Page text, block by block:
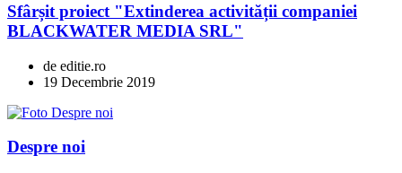
Sfârșit proiect "Extinderea activității companiei
BLACKWATER MEDIA SRL"
de editie.ro
19 Decembrie 2019
Despre noi